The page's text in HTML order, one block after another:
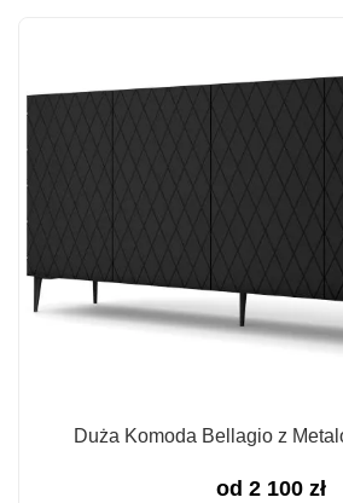
Duża Komoda Bellagio z
od 2 100 zł